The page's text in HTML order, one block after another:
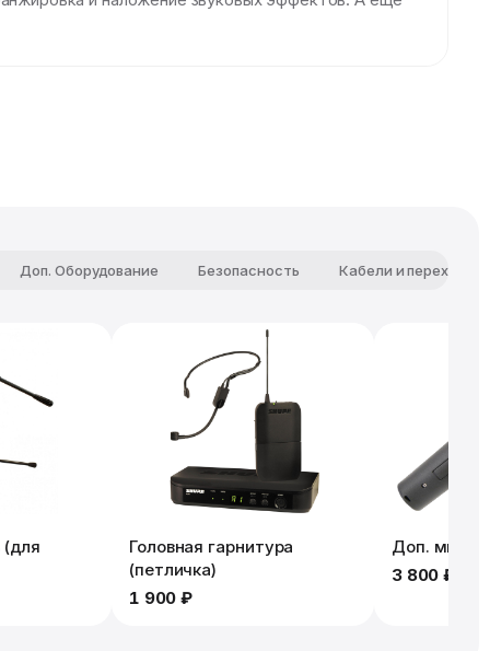
Доп. Оборудование Безопасность Кабели и
(для
Головная гарнитура
(петличка)
1 900 ₽
Доп.
3 800 ₽